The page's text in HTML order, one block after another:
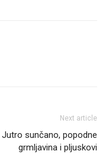
Next article
Jutro sunčano, popodne
grmljavina i pljuskovi